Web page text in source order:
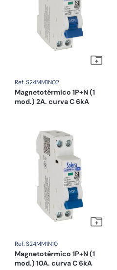
Ref. S24MM1N02
Magnetotérmico 1P+N (1
mod.) 2A. curva C 6kA
Ref. S24MM1N10
Magnetotérmico 1P+N (1
mod.) 10A. curva C 6kA